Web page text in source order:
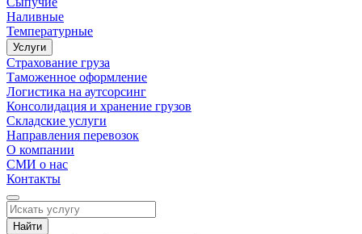
Наливные
Температурные
Услуги
Страхование груза
Таможенное оформление
Логистика на аутсорсинг
Консолидация и хранение грузов
Складские услуги
Направления перевозок
О компании
СМИ о нас
Контакты
Найти